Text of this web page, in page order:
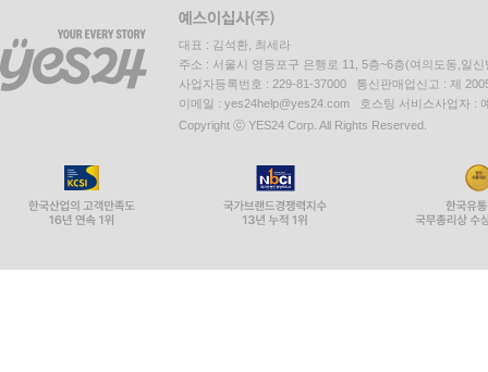
대표 : 김석환, 최세라
주소 : 서울시 영등포구 은행로 11, 5층~6층(여의도동,일신
사업자등록번호 : 229-81-37000 통신판매업신고 : 제
이메일 : yes24help@yes24.com 호스팅 서비스사업자 :
Copyright ⓒ YES24 Corp. All Rights Reserved.